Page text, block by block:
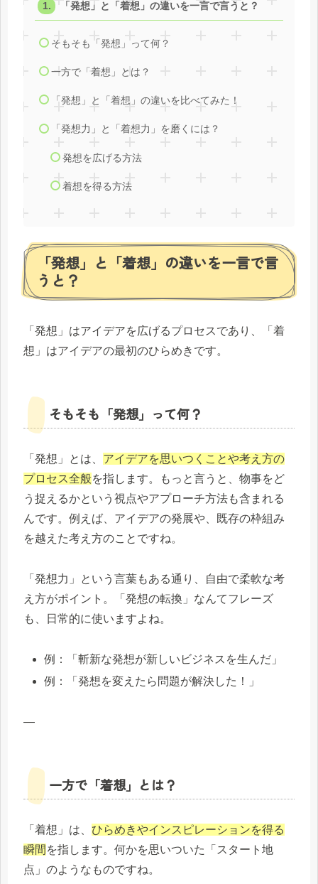
「発想」と「着想」の違いを一言で言うと？
そもそも「発想」って何？
一方で「着想」とは？
「発想」と「着想」の違いを比べてみた！
「発想力」と「着想力」を磨くには？
発想を広げる方法
着想を得る方法
「発想」と「着想」の違いを一言で言
うと？
「発想」はアイデアを広げるプロセスであり、「着
想」はアイデアの最初のひらめきです。
そもそも「発想」って何？
「発想」とは、 アイデアを思いつくことや考え方の
プロセス全般を指します。もっと言うと、物事をど
う捉えるかという視点やアプローチ方法も含まれる
んです。例えば、アイデアの発展や、既存の枠組み
を越えた考え方のことですね。
「発想力」という言葉もある通り、自由で柔軟な考
え方がポイント。「発想の転換」なんてフレーズ
も、日常的に使いますよね。
例：「斬新な発想が新しいビジネスを生んだ」
例：「発想を変えたら問題が解決した！」
—
一方で「着想」とは？
「着想」は、 ひらめきやインスピレーションを得る
瞬間 を指します。何かを思いついた「スタート地
点」のようなものですね。